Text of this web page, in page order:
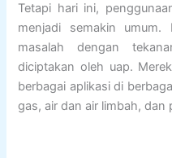
Tetapi hari ini,
menjadi semakin umum.
masalah dengan
diciptakan oleh uap.
berbagai aplikasi di
gas, air dan air limbah, dan